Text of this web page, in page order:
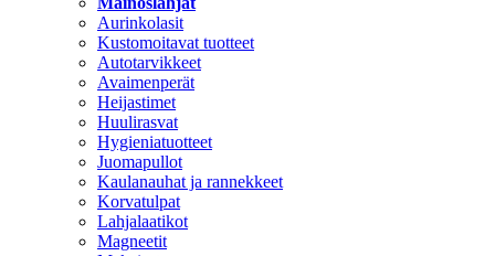
Aurinkolasit
Kustomoitavat tuotteet
Autotarvikkeet
Avaimenperät
Heijastimet
Huulirasvat
Hygieniatuotteet
Juomapullot
Kaulanauhat ja rannekkeet
Korvatulpat
Lahjalaatikot
Magneetit